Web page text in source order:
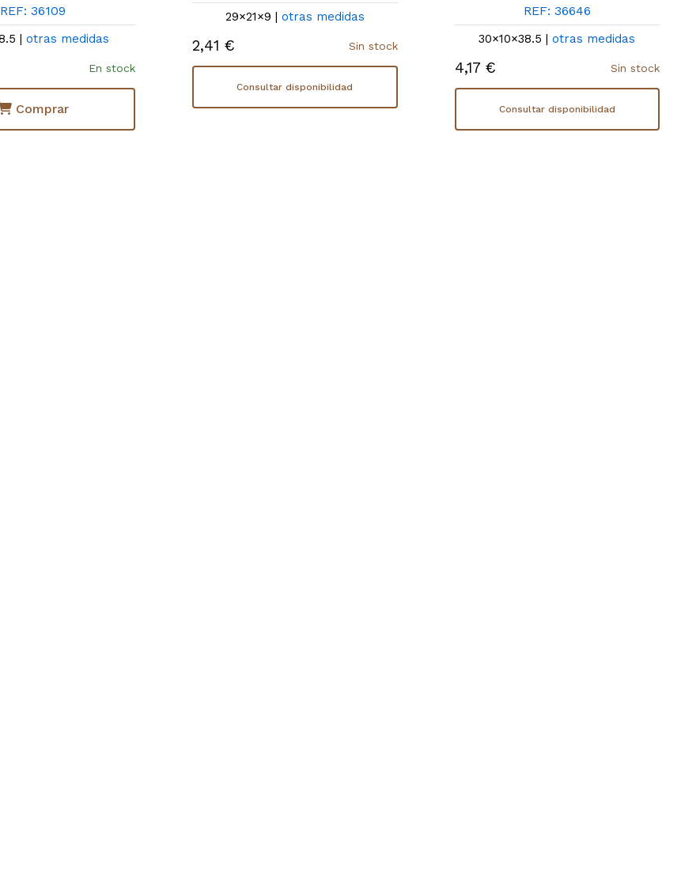
REF: 36109
| otras medidas
En stock
Comprar
29×21×9 | otras medidas
2,41 € Sin stock
Consultar disponibilidad
REF: 36646
30×10×38.5 |otras medidas
4,17 € Sin stock
Consultar disponibilidad